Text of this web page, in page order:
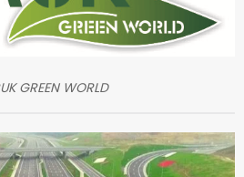
GREEN WORLD